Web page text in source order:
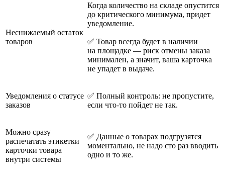
Неснижаемый остаток
товаров
Когда количество на складе опустится
до критического минимума, придет
уведомление.
✅ Товар всегда будет в наличии
на площадке — риск отмены заказа
минимален, а значит, ваша карточка
не упадет в выдаче.
Уведомления о статусе
заказов
✅ Полный контроль: не пропустите,
если что-то пойдет не так.
Можно сразу
распечатать этикетки
карточки товара
внутри системы
✅ Данные о товарах подгрузятся
моментально, не надо сто раз вводить
одно и то же.